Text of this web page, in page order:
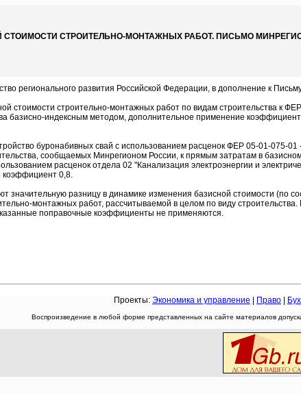
СТРОИТЕЛЬНО-МОНТАЖНЫХ РАБОТ. ПИСЬМО МИНРЕГИОНА
регионального развития Российской Федерации, в дополнение к
стоимости строительно-монтажных работ по видам строительства к
базисно-индексным методом, дополнительное применение
буронабивных свай с использованием расценок ФЕР 05-01-
сообщаемых Минрегионом России, к прямым затратам в
расценок отдела 02 "Канализация электроэнергии и
коэффициент 0,8.
разницу в динамике изменения базисной стоимости (по
монтажных работ, рассчитываемой в целом по виду
поправочные коэффициенты не применяются.
Проекты: Экономика и управление Право
Воспроизведение в любой форме представленных на сайте материалов